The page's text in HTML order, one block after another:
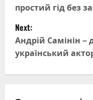
s
t
n
простий гід без
Next:
Андрій Самінін –
український